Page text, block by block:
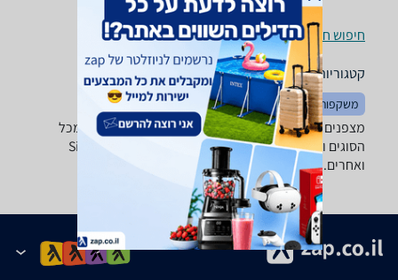
חיפוש חנויות מצפנים ומערכות ניווט לפי עיר
קטגוריות משלימות
משקפות פנסים אוהלים
מצפנים ומערכות ניווט - ‏לשעון מבחר גדול של מצפנים מכל
הסוגים והמינים של טובי היצרנים: Silva, Suunto, Konus
ואחרים.